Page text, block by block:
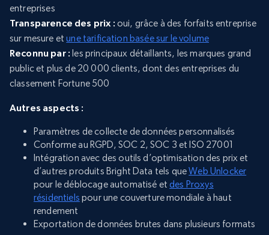
entreprises
Transparence des prix : oui, grâce à des forfaits entreprise
sur mesure etune tarification basée sur le volume
Reconnu par : les principaux détaillants, les marques grand
public et plus de 20 000 clients, dont des entreprises du
classement Fortune 500
Autres aspects :
Paramètres de collecte de données personnalisés
Conforme au RGPD, SOC 2, SOC 3 et ISO 27001
Intégration avec des outils d’optimisation des prix et
d’autres produits Bright Data tels queWeb Unlocker
pour le déblocage automatisé etdes Proxys
résidentiels pour une couverture mondiale à haut
rendement
Exportation de données brutes dans plusieurs formats